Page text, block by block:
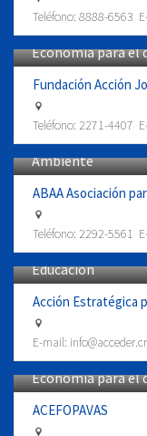
Teléfono: 8888-6563
Economía para el
Fundación Acción
Teléfono: 2271-4407
Ambiente
ABAA Asociación
Teléfono: 2292-5561
Educación
Acción Estratégica
E-mail: info@acceder.cr
Economía para el
ACEFOPAVAS